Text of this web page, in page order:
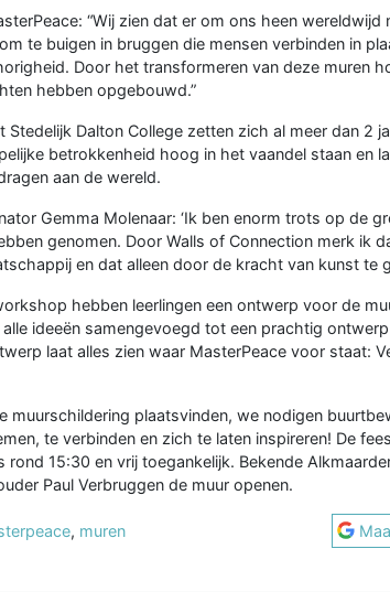
“Wij zien dat er om ons heen
te buigen in bruggen die mensen verbinden in
Door het transformeren van deze muren
hebben opgebouwd.”
Stedelijk Dalton College zetten zich al meer dan 2
betrokkenheid hoog in het vaandel staan en
aan de wereld.
Gemma Molenaar: ‘Ik ben enorm trots op de
genomen. Door Walls of Connection merk ik
en dat alleen door de kracht van kunst te
hebben leerlingen een ontwerp voor de
ideeën samengevoegd tot een prachtig
laat alles zien waar MasterPeace voor staat:
muurschildering plaatsvinden, we nodigen
te verbinden en zich te laten inspireren! De
rond 15:30 en vrij toegankelijk. Bekende
Paul Verbruggen de muur openen.
, muren